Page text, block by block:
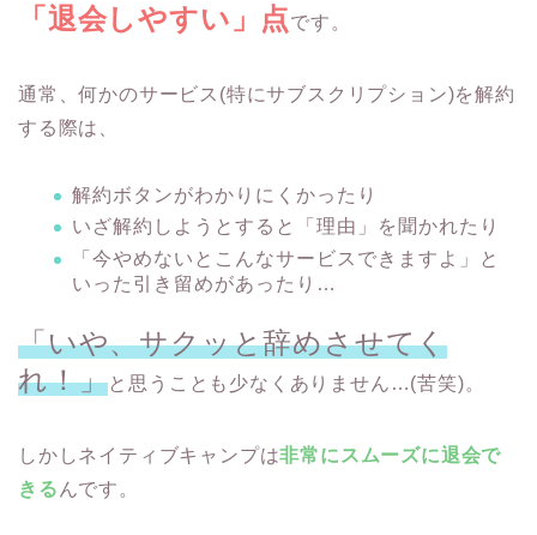
「退会しやすい」点です。
通常、何かのサービス(特にサブスクリプション)を解約
する際は、
解約ボタンがわかりにくかったり
いざ解約しようとすると「理由」を聞かれたり
「今やめないとこんなサービスできますよ」と
いった引き留めがあったり…
「いや、サクッと辞めさせてく
れ！」と思うことも少なくありません…(苦笑)。
しかしネイティブキャンプは非常にスムーズに退会で
きる んです。